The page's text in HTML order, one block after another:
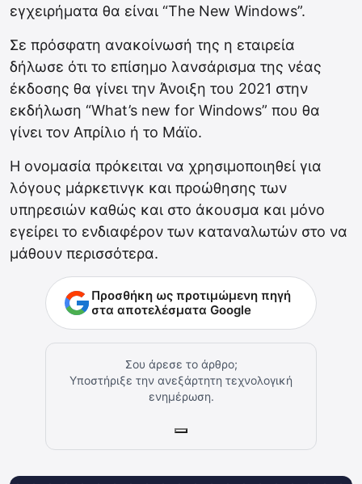
εγχειρήματα θα είναι “The New Windows”.
Σε πρόσφατη ανακοίνωσή της η εταιρεία
δήλωσε ότι το επίσημο λανσάρισμα της νέας
έκδοσης θα γίνει την Άνοιξη του 2021 στην
εκδήλωση “What’s new for Windows” που θα
γίνει τον Απρίλιο ή το Μάϊο.
Η ονομασία πρόκειται να χρησιμοποιηθεί για
λόγους μάρκετινγκ και προώθησης των
υπηρεσιών καθώς και στο άκουσμα και μόνο
εγείρει το ενδιαφέρον των καταναλωτών στο να
μάθουν περισσότερα.
Προσθήκη ως προτιμώμενη πηγή
στα αποτελέσματα Google
Σου άρεσε το άρθρο;
Υποστήριξε την ανεξάρτητη τεχνολογική
ενημέρωση.